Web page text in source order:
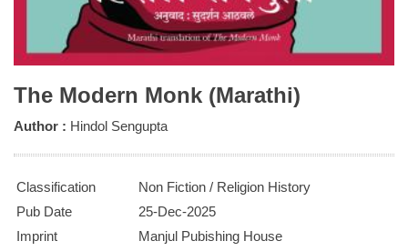
The Modern Monk (Marathi)
Author : Hindol Sengupta
Classification
Non Fiction / Religion History
Pub Date
25-Dec-2025
Imprint
Manjul Pubishing House